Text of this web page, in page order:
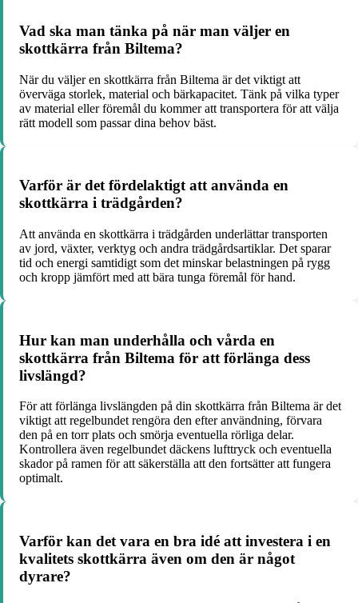
Vad ska man tänka på när man väljer en
skottkärra från Biltema?
När du väljer en skottkärra från Biltema är det viktigt att
överväga storlek, material och bärkapacitet. Tänk på vilka typer
av material eller föremål du kommer att transportera för att välja
rätt modell som passar dina behov bäst.
Varför är det fördelaktigt att använda en
skottkärra i trädgården?
Att använda en skottkärra i trädgården underlättar transporten
av jord, växter, verktyg och andra trädgårdsartiklar. Det sparar
tid och energi samtidigt som det minskar belastningen på rygg
och kropp jämfört med att bära tunga föremål för hand.
Hur kan man underhålla och vårda en
skottkärra från Biltema för att förlänga dess
livslängd?
För att förlänga livslängden på din skottkärra från Biltema är det
viktigt att regelbundet rengöra den efter användning, förvara
den på en torr plats och smörja eventuella rörliga delar.
Kontrollera även regelbundet däckens lufttryck och eventuella
skador på ramen för att säkerställa att den fortsätter att fungera
optimalt.
Varför kan det vara en bra idé att investera i en
kvalitets skottkärra även om den är något
dyrare?